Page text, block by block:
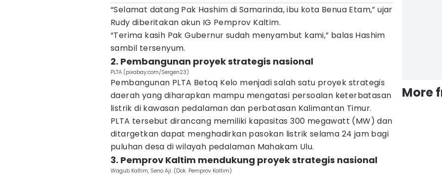
“Selamat datang Pak Hashim di Samarinda, ibu kota Benua Etam,” ujar
Rudy diberitakan akun IG Pemprov Kaltim.
“Terima kasih Pak Gubernur sudah menyambut kami,” balas Hashim
sambil tersenyum.
2. Pembangunan proyek strategis nasional
PLTA (pixabay.com/Sergen23)
Pembangunan PLTA Betoq Kelo menjadi salah satu proyek strategis
daerah yang diharapkan mampu mengatasi persoalan keterbatasan
listrik di kawasan pedalaman dan perbatasan Kalimantan Timur.
PLTA tersebut dirancang memiliki kapasitas 300 megawatt (MW) dan
ditargetkan dapat menghadirkan pasokan listrik selama 24 jam bagi
puluhan desa di wilayah pedalaman Mahakam Ulu.
3. Pemprov Kaltim mendukung proyek strategis nasional
Wagub Kaltim, Seno Aji. (Dok. Pemprov Kaltim)
More